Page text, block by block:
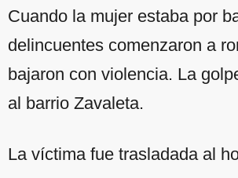
Cuando la mujer estaba por
delincuentes comenzaron a
bajaron con violencia. La
al barrio Zavaleta.
La víctima fue trasladada al